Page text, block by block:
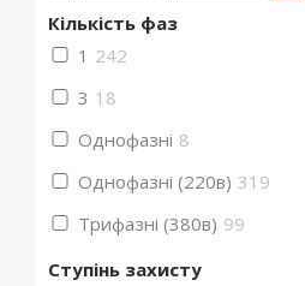
Кількість фаз
1 242
3 18
Однофазні 8
Однофазні (220в) 319
Трифазні (380в) 99
Ступінь захисту